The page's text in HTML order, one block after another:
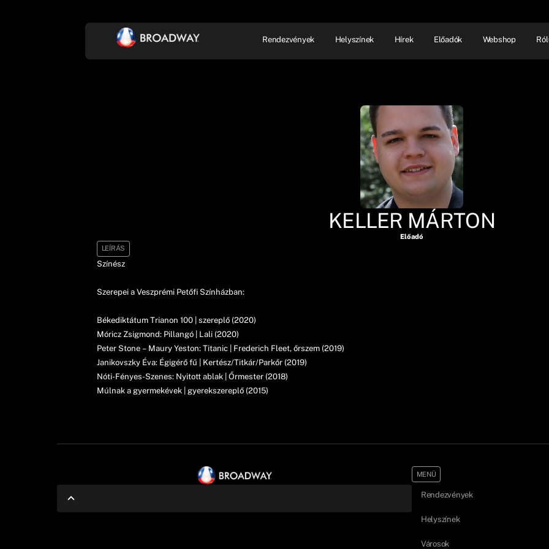
Rendezvények Helyszínek Hírek Előadók Webshop
KELLER MÁRTON
Előadó
LEÍRÁS
Színész
Szerepei a Veszprémi Petőfi Színházban:
Békediktátum Trianon 100 | szereplő (2020)
Móricz Zsigmond: Pillangó | Lali (2020)
Peter Stone – Maury Yeston: Titanic | Frederich Fleet, őrszem (2019)
Janikovszky Éva: Égigérő fű | Kertész/Titkár/Parkőr (2019)
Nóti-Fényes-Szenes: Nyitott ablak | Őrmester (2018)
Múlnak a gyermekévek | gyerekszereplő (2015)
MENÜ
Rendezvények
Helyszínek
Városok